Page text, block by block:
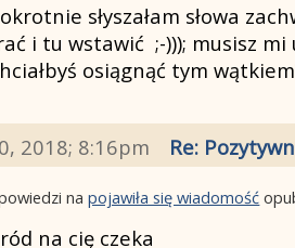
słyszałam słowa
i tu wstawić ;-))); musisz mi
osiągnąć tym
2018; 8:16pm Re:
napojawiła się wiadomość
na cię czeka